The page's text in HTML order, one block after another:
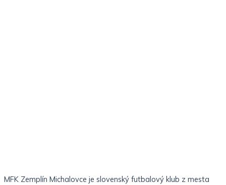
MFK Zemplín Michalovce je slovenský futbalový klub z mesta